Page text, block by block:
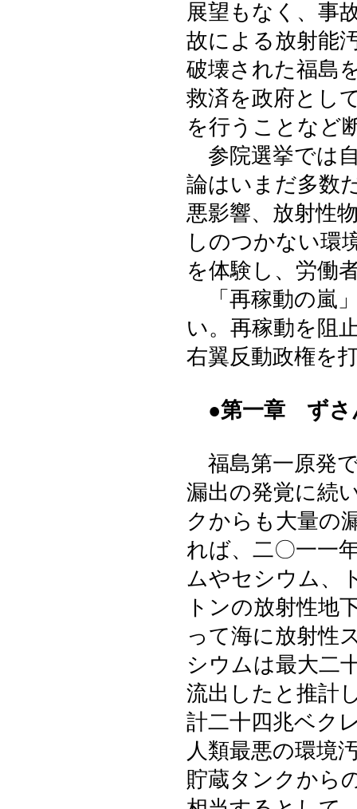
展望もなく、事
故による放射能
破壊された福島
救済を政府とし
を行うことなど
参院選挙では
論はいまだ多数
悪影響、放射性
しのつかない環
を体験し、労働
「再稼動の嵐
い。再稼動を
右翼反動政権を
●第一章 ずさ
福島第一原発
漏出の発覚に続
クからも大量の
れば、二〇一一
ムやセシウム、
トンの放射性地
って海に放射性
シウムは最大二
流出したと推計
計二十四兆ベク
人類最悪の環境
貯蔵タンクから